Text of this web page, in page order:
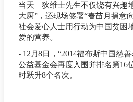
当天，狄维士先生不仅饶有兴趣
大厨”，还现场签署“春苗月捐意
社会爱心人士用行动为中国贫困
爱的营养。
- 12月8日，“2014福布斯中国慈
公益基金会再度入围并排名第16
时跃升8个名次。